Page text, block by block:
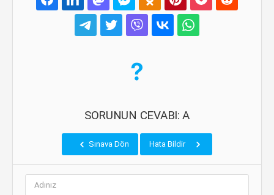
SORUNUN CEVABI: A
Sınava Dön Hata Bildir